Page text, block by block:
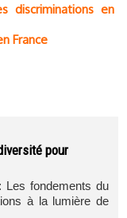
discriminations en
France
pour
Les fondements du
à la lumière de